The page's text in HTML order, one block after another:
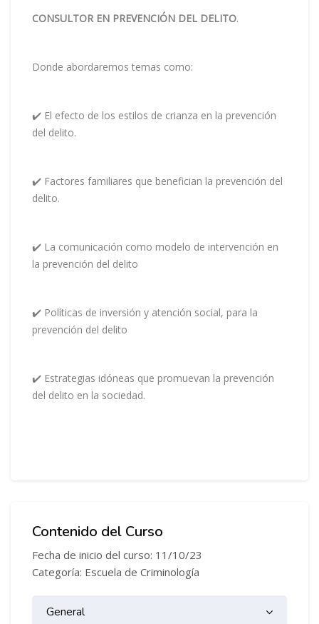
CONSULTOR EN PREVENCIÓN DEL DELITO.
Donde abordaremos temas como:
✔️ El efecto de los estilos de crianza en la prevención
del delito.
✔️ Factores familiares que benefician la prevención del
delito.
✔️ La comunicación como modelo de intervención en
la prevención del delito
✔️ Políticas de inversión y atención social, para la
prevención del delito
✔️ Estrategias idóneas que promuevan la prevención
del delito en la sociedad.
Contenido del Curso
Fecha de inicio del curso: 11/10/23
Categoría: Escuela de Criminología
Diagrama de temas
General